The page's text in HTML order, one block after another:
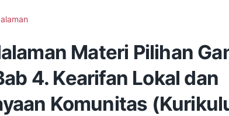
Materi Pilihan
4. Kearifan Lokal dan
Komunitas